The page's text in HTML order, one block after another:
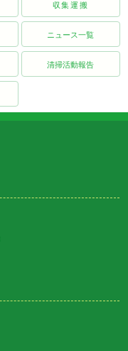
収集運搬
ニュース一覧
清掃活動報告